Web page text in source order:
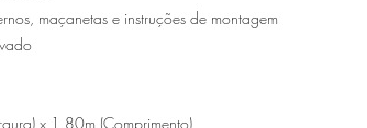
maçanetas e instruções de montagem
x 1,80m (Comprimento)